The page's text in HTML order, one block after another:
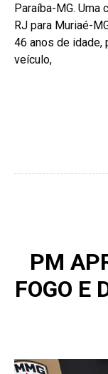
Paraíba-MG. Uma
RJ para Muriaé-
46 anos de idade,
veículo,
PM
FOGO E